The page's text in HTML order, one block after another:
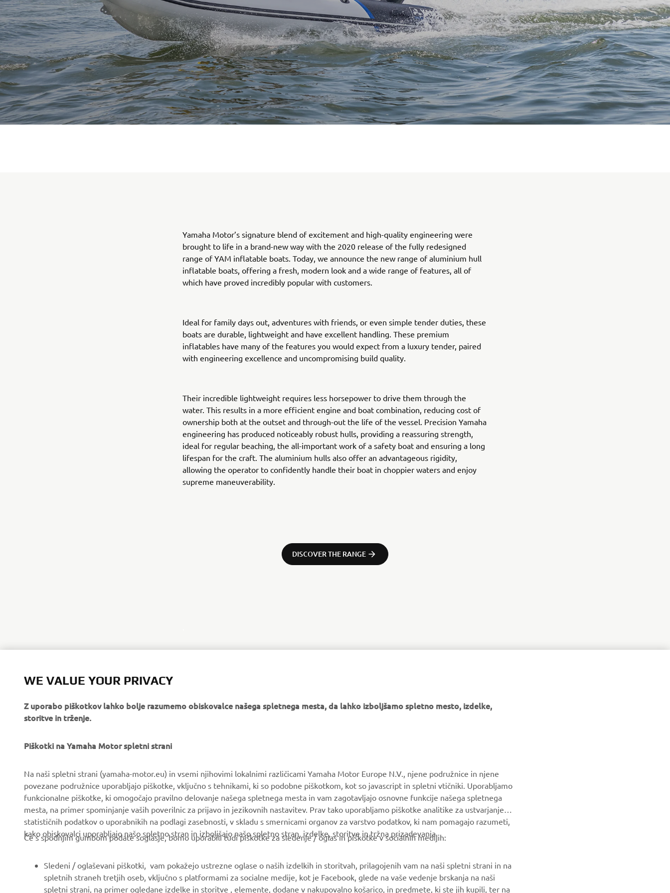
Yamaha Motor’s signature blend of excitement and high-quality engineering were
brought to life in a brand-new way with the 2020 release of the fully redesigned
range of YAM inflatable boats. Today, we announce the new range of aluminium hull
inflatable boats, offering a fresh, modern look and a wide range of features, all of
which have proved incredibly popular with customers.
Ideal for family days out, adventures with friends, or even simple tender duties, these
boats are durable, lightweight and have excellent handling. These premium
inflatables have many of the features you would expect from a luxury tender, paired
with engineering excellence and uncompromising build quality.
Their incredible lightweight requires less horsepower to drive them through the
water. This results in a more efficient engine and boat combination, reducing cost of
ownership both at the outset and through-out the life of the vessel. Precision Yamaha
engineering has produced noticeably robust hulls, providing a reassuring strength,
ideal for regular beaching, the all-important work of a safety boat and ensuring a long
lifespan for the craft. The aluminium hulls also offer an advantageous rigidity,
allowing the operator to confidently handle their boat in choppier waters and enjoy
supreme maneuverability.
DISCOVER THE RANGE
PODJETJA
O nas
Press
Brošure
Delo pri Yamahi
Trgovec
Pravilnik o spoštovanju
Sistemi eBike
Igrišča za golf
Prvi odzivi
Avtošole
Robotics
Tehničke informacije za
novisne trgovce
Yamaha Motor Global
Prodajalci Yamaha
Ravnanju z odpadnimi
baterijami
Preberite našo Politiko zasebnosti, da izveste, kako
obdelujemo vaše osebne podatke:
WE VALUE YOUR PRIVACY
Z uporabo piškotkov lahko bolje razumemo obiskovalce našega spletnega mesta, da lahko izboljšamo spletno mesto, izdelke,
storitve in trženje.
Piškotki na Yamaha Motor spletni strani
Na naši spletni strani (yamaha-motor.eu) in vsemi njihovimi lokalnimi različicami Yamaha Motor Europe N.V., njene podružnice in njene
povezane podružnice uporabljajo piškotke, vključno s tehnikami, ki so podobne piškotkom, kot so javascript in spletni vtičniki. Uporabljamo
funkcionalne piškotke, ki omogočajo pravilno delovanje našega spletnega mesta in vam zagotavljajo osnovne funkcije našega spletnega
mesta, na primer spominjanje vaših poverilnic za prijavo in jezikovnih nastavitev. Prav tako uporabljamo piškotke analitike za ustvarjanje
statističnih podatkov o uporabnikih na podlagi zasebnosti, v skladu s smernicami organov za varstvo podatkov, ki nam pomagajo razumeti,
kako obiskovalci uporabljajo našo spletno stran in izboljšajo našo spletno stran, izdelke, storitve in tržna prizadevanja.
Če s spodnjim gumbom podate soglasje, bomo uporabili tudi piškotke za sledenje / oglas in piškotke v socialnih medijih:
Sledeni / oglaševani piškotki, vam pokažejo ustrezne oglase o naših izdelkih in storitvah, prilagojenih vam na naši spletni strani in na
spletnih straneh tretjih oseb, vključno s platformami za socialne medije, kot je Facebook, glede na vaše vedenje brskanja na naši
spletni strani, na primer ogledane izdelke in storitve , elemente, dodane v nakupovalno košarico, in predmete, ki ste jih kupili, ter na